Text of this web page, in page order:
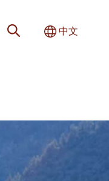
网站搜索切换国际
中文